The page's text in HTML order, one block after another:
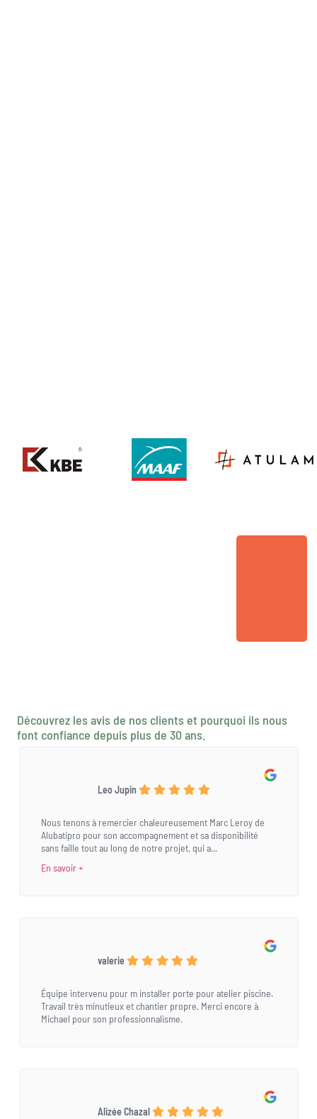
Découvrez les avis de nos clients et pourquoi ils nous
font confiance depuis plus de 30 ans.
Leo Jupin
Nous tenons à remercier chaleureusement Marc Leroy de
Alubatipro pour son accompagnement et sa disponibilité
sans faille tout au long de notre projet, qui a...
En savoir +
valerie
Équipe intervenu pour m installer porte pour atelier piscine.
Travail très minutieux et chantier propre. Merci encore à
Michael pour son professionnalisme.
Alizée Chazal